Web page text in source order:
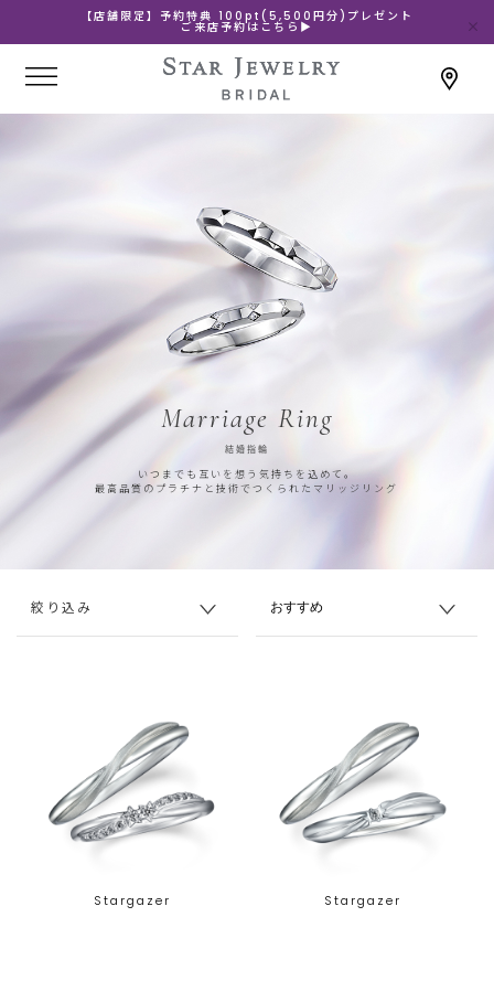
【店舗限定】予約特典 100pt(5,500円分)プレゼント
ご来店予約はこちら▶
Marriage Ring
結婚指輪
いつまでも互いを想う気持ちを込めて。
最高品質のプラチナと技術でつくられたマリッジリング
絞り込み
Stargazer Stargazer